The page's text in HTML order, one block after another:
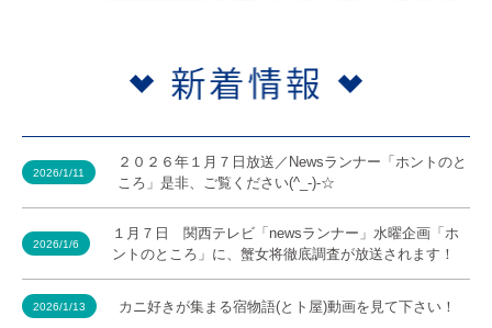
2026/1/11
２０２６年１月７日放送／Newsランナー「ホントのと
ころ」是非、ご覧ください(^_-)-☆
2026/1/6
１月７日 関西テレビ「newsランナー」水曜企画「ホ
ントのところ」に、蟹女将徹底調査が放送されます！
2026/1/13 カニ好きが集まる宿物語(とト屋)動画を見て下さい！